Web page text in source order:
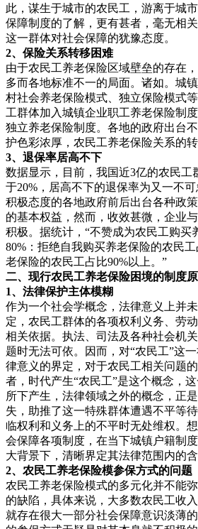
此，谋生于城市的农民工，游离于城
保障制度的了解，更有甚者，毫无相
这一群体对社会保障的犹豫态度。
2、保险关系转移困难
由于农民工养老保险区域壁垒的存在
多而各地标准不一的局面。诸如。城
村社会养老保险模式、独立保险模式
工群体加入城镇企业职工养老保险制
独立养老保险制度。各地的政府出台
护色彩浓厚，农民工养老保险关系的转
3、退保率居高不下
数据显示，目前，我国近3亿的农民工
于20%，居高不下的退保率为又一不
积极态度的各地政府前后出台各种政
的基本权益，然而，收效甚微，企业
积极。据统计，“不赞成为农民工购买
80%：拒绝自我购买养老保险的农民
老保险的农民工占比90%以上。”
二、现行农民工养老保险困境的制度
1、法律保护主体模糊
作为一个社会学概念，法律意义上并
定，农民工群体的各项权利义务、劳
相关依据。执法、司法及各种社会机
题时无法可依。因而，对“农民工”这
律意义的界定，对于农民工相关问题
者，时代产生“农民工”是这个概念，
所下产生，法律领域之外的概念，正
失，助推了这一特殊群体遭遇不平等
临权利和义务上的不平时无处维权。
会保障各项制度，在当下城镇户籍制
大背景下，清晰界定其法律范围内的含
2、农民工养老保险模参保方式的问题
农民工养老保险模式的多元化并不能
的缺陷，具体来说，大多数农民工收
就存在很大一部分社会保障意识淡薄